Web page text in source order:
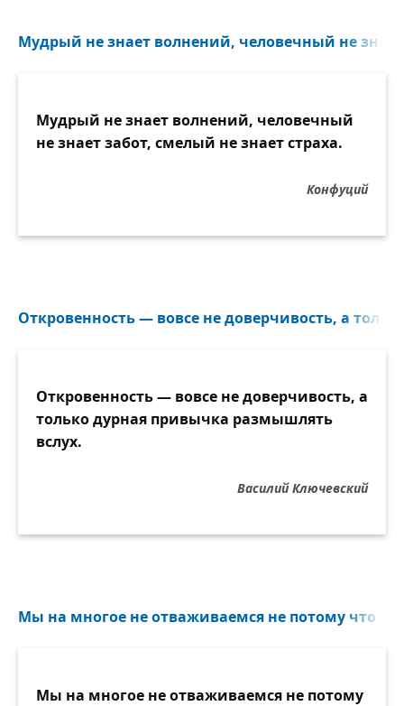
Мудрый не знает волнений, человечный не
Мудрый не знает волнений, человечный
не знает забот, смелый не знает страха.
Конфуций
Откровенность — вовсе не доверчивость, а
Откровенность — вовсе не доверчивость, а
только дурная привычка размышлять
вслух.
Василий Ключевский
Мы на многое не отваживаемся не потому что
Мы на многое не отваживаемся не потому